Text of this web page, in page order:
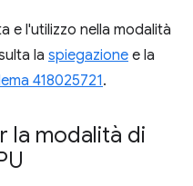
e l'utilizzo nella modalità
la spiegazione e la
418025721.
la modalità di